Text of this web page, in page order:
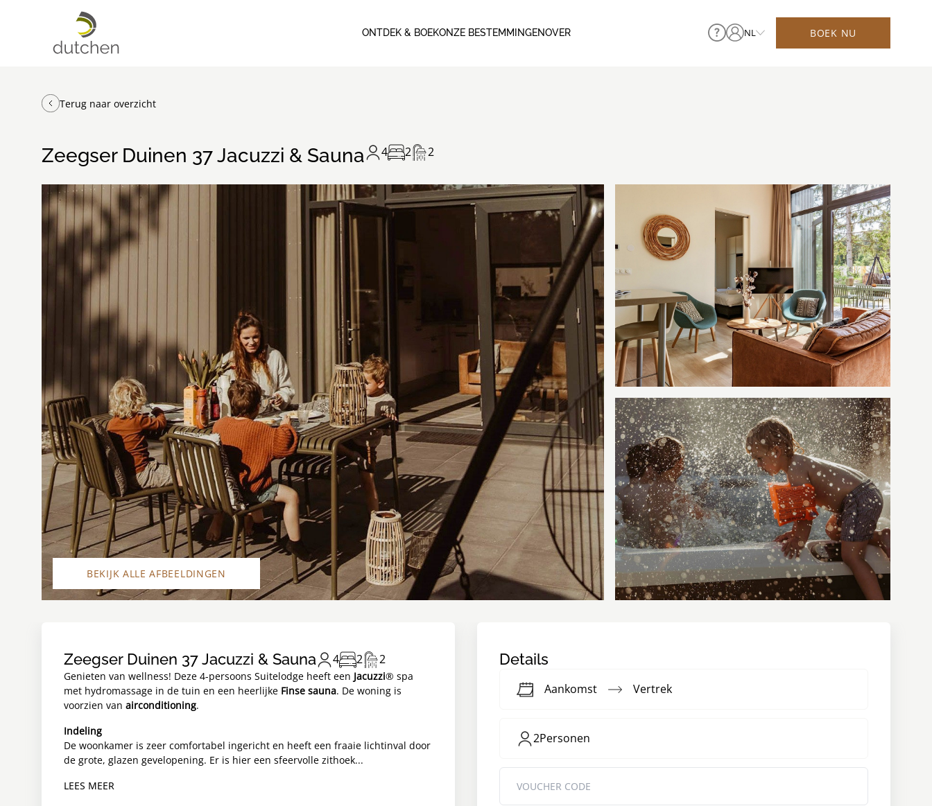
ONTDEK & BOEKONZE BESTEMMINGENOVER NL BOEK NU
Terug naar overzicht
Zeegser Duinen 37 Jacuzzi & Sauna 4 2 2
BEKIJK ALLE AFBEELDINGEN
Zeegser Duinen 37 Jacuzzi & Sauna 4 2 2
Genieten van wellness! Deze 4-persoons Suitelodge heeft een Jacuzzi® spa
met hydromassage in de tuin en een heerlijke Finse sauna. De woning is
voorzien van airconditioning.
Indeling
De woonkamer is zeer comfortabel ingericht en heeft een fraaie lichtinval door
de grote, glazen gevelopening. Er is hier een sfeervolle zithoek...
LEES MEER
Details
Aankomst Vertrek
2Personen